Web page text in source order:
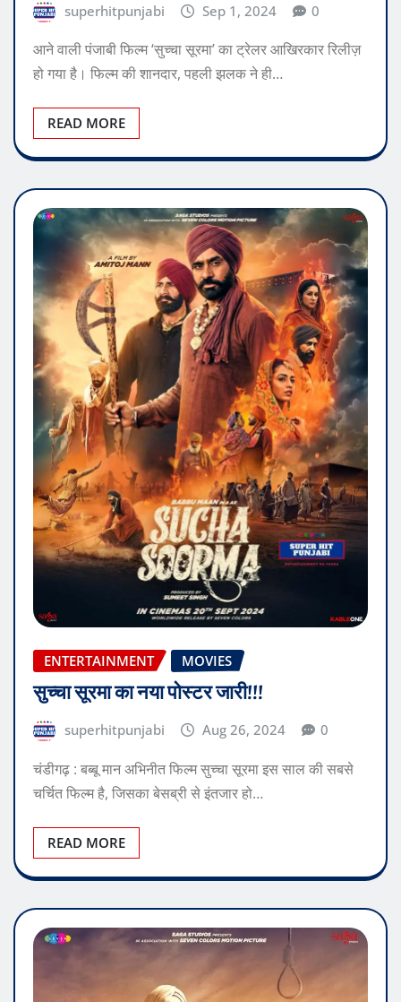
superhitpunjabi Sep 1, 2024 0
आने वाली पंजाबी फिल्म ‘सुच्चा सूरमा’ का ट्रेलर आखिरकार रिलीज़
हो गया है। फिल्म की शानदार, पहली झलक ने ही…
READ MORE
ENTERTAINMENT MOVIES
सुच्चा सूरमा का नया पोस्टर जारी!!!
superhitpunjabi Aug 26, 2024 0
चंडीगढ़ : बब्बू मान अभिनीत फिल्म सुच्चा सूरमा इस साल की सबसे
चर्चित फिल्म है, जिसका बेसब्री से इंतजार हो…
READ MORE